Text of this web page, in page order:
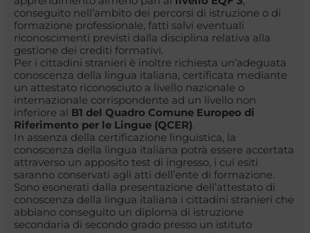
conseguito nell’ambito dei percorsi di istruzione o di
formazione professionale, fatti salvi eventuali
riconoscimenti previsti dalla disciplina relativa alla
gestione dei crediti formativi.
Per i cittadini stranieri è inoltre richiesta un’adeguata
conoscenza della lingua italiana, certificata mediante
un attestato riconosciuto a livello nazionale o
internazionale corrispondente ad un livello non
inferiore al B1 del Quadro Comune Europeo di
Riferimento per le Lingue (QCER).
In assenza della certificazione linguistica, la
conoscenza della lingua italiana potrà essere accertata
attraverso un apposito test di ingresso, i cui esiti
saranno conservati agli atti dell’ente di formazione.
Sono esonerati dalla presentazione dell’attestato di
conoscenza della lingua italiana i cittadini stranieri che
abbiano conseguito un diploma di istruzione
secondaria di secondo grado presso un istituto